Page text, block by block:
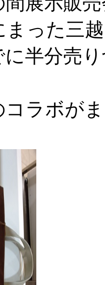
った三
半分売
コラボが